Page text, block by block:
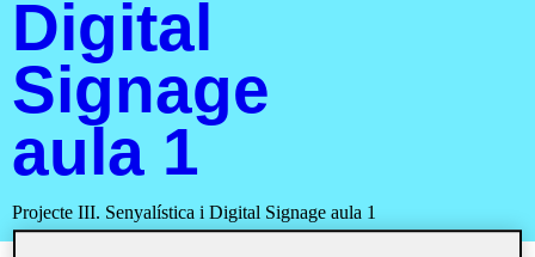
Digital
Signage
aula 1
Projecte III. Senyalística i Digital Signage aula 1